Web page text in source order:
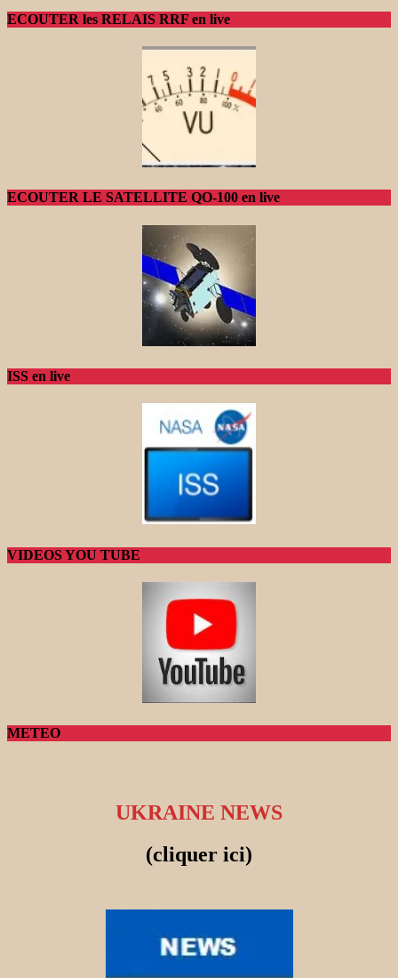
ECOUTER les RELAIS RRF en live
ECOUTER LE SATELLITE QO-100 en live
ISS en live
VIDEOS YOU TUBE
METEO
UKRAINE NEWS
(cliquer ici)